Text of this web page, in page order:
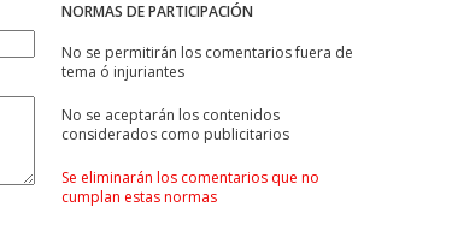
NORMAS DE PARTICIPACIÓN
No se permitirán los comentarios fuera de
tema ó injuriantes
No se aceptarán los contenidos
considerados como publicitarios
Se eliminarán los comentarios que no
cumplan estas normas